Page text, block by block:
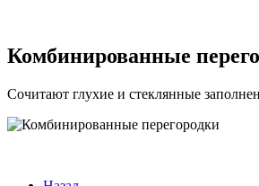
Комбинированные
Сочитают глухие и стеклянные